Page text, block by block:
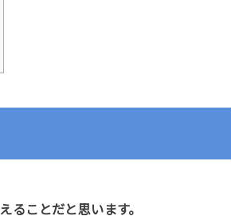
ることだと思います。